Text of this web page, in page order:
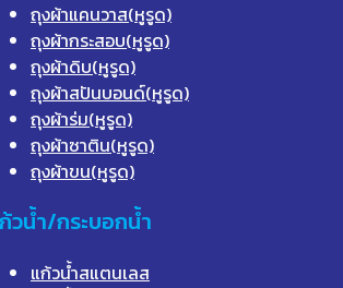
ถุงผ้าแคนวาส(หูรูด)
ถุงผ้ากระสอบ(หูรูด)
ถุงผ้าดิบ(หูรูด)
ถุงผ้าสปันบอนด์(หูรูด)
ถุงผ้าร่ม(หูรูด)
ถุงผ้าซาติน(หูรูด)
ถุงผ้าขน(หูรูด)
วน้ำ/กระบอกน้ำ
แก้วน้ำสแตนเลส